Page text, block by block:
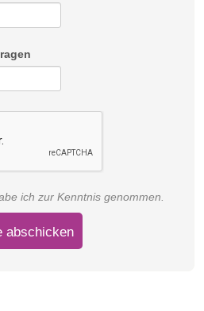
ich zur Kenntnis genommen.
abschicken